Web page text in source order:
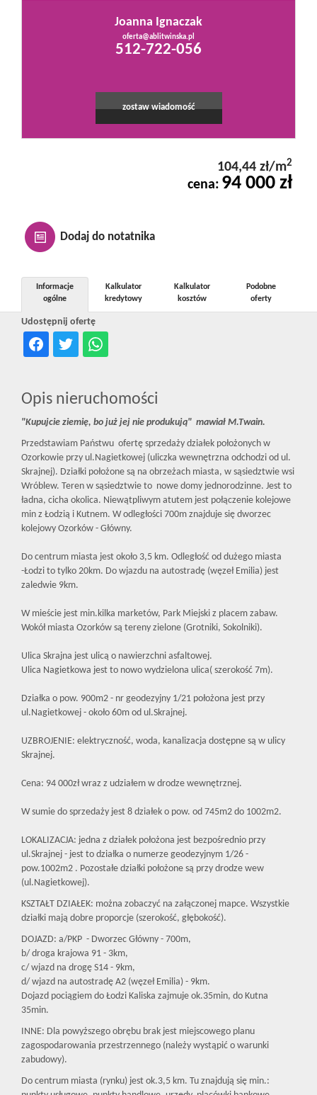
Kontakt
Joanna Ignaczak
oferta@ablitwinska.pl
512-722-056
zostaw wiadomość
104,44 zł/m2
cena: 94 000 zł
Dodaj do notatnika
Udostępnij ofertę
Informacje
ogólne
Kalkulator
kredytowy
Kalkulator
kosztów
Podobne
oferty
Opis nieruchomości
"Kupujcie ziemię, bo już jej nie produkują" mawiał M.Twain.
Przedstawiam Państwu ofertę sprzedaży działek położonych w
Ozorkowie przy ul.Nagietkowej (uliczka wewnętrzna odchodzi od ul.
Skrajnej). Działki położone są na obrzeżach miasta, w sąsiedztwie wsi
Wróblew. Teren w sąsiedztwie to nowe domy jednorodzinne. Jest to
ładna, cicha okolica. Niewątpliwym atutem jest połączenie kolejowe
min z Łodzią i Kutnem. W odległości 700m znajduje się dworzec
kolejowy Ozorków - Główny.
Do centrum miasta jest około 3,5 km. Odległość od dużego miasta
-Łodzi to tylko 20km. Do wjazdu na autostradę (węzeł Emilia) jest
zaledwie 9km.
W mieście jest min.kilka marketów, Park Miejski z placem zabaw.
Wokół miasta Ozorków są tereny zielone (Grotniki, Sokolniki).
Ulica Skrajna jest ulicą o nawierzchni asfaltowej.
Ulica Nagietkowa jest to nowo wydzielona ulica( szerokość 7m).
Działka o pow. 900m2 - nr geodezyjny 1/21 położona jest przy
ul.Nagietkowej - około 60m od ul.Skrajnej.
UZBROJENIE: elektryczność, woda, kanalizacja dostępne są w ulicy
Skrajnej.
Cena: 94 000zł wraz z udziałem w drodze wewnętrznej.
W sumie do sprzedaży jest 8 działek o pow. od 745m2 do 1002m2.
LOKALIZACJA: jedna z działek położona jest bezpośrednio przy
ul.Skrajnej - jest to działka o numerze geodezyjnym 1/26 -
pow.1002m2 . Pozostałe działki położone są przy drodze wew
(ul.Nagietkowej).
KSZTAŁT DZIAŁEK: można zobaczyć na załączonej mapce. Wszystkie
działki mają dobre proporcje (szerokość, głębokość).
DOJAZD: a/PKP - Dworzec Główny - 700m,
b/ droga krajowa 91 - 3km,
c/ wjazd na drogę S14 - 9km,
d/ wjazd na autostradę A2 (węzeł Emilia) - 9km.
Dojazd pociągiem do Łodzi Kaliska zajmuje ok.35min, do Kutna
35min.
INNE: Dla powyższego obrębu brak jest miejscowego planu
zagospodarowania przestrzennego (należy wystąpić o warunki
zabudowy).
Do centrum miasta (rynku) jest ok.3,5 km. Tu znajdują się min.: